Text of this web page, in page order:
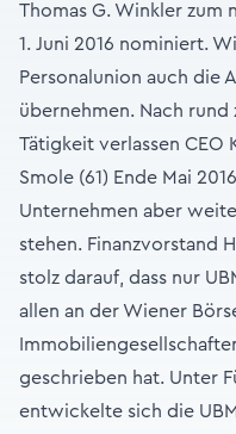
Thomas G. Winkler zum
1. Juni 2016 nominiert.
Personalunion auch die
übernehmen. Nach
Tätigkeit verlassen CEO
Smole (61) Ende Mai
Unternehmen aber
stehen. Finanzvorstand
stolz darauf, dass nur
allen an der Wiener
geschrieben hat. Unter
entwickelte sich die